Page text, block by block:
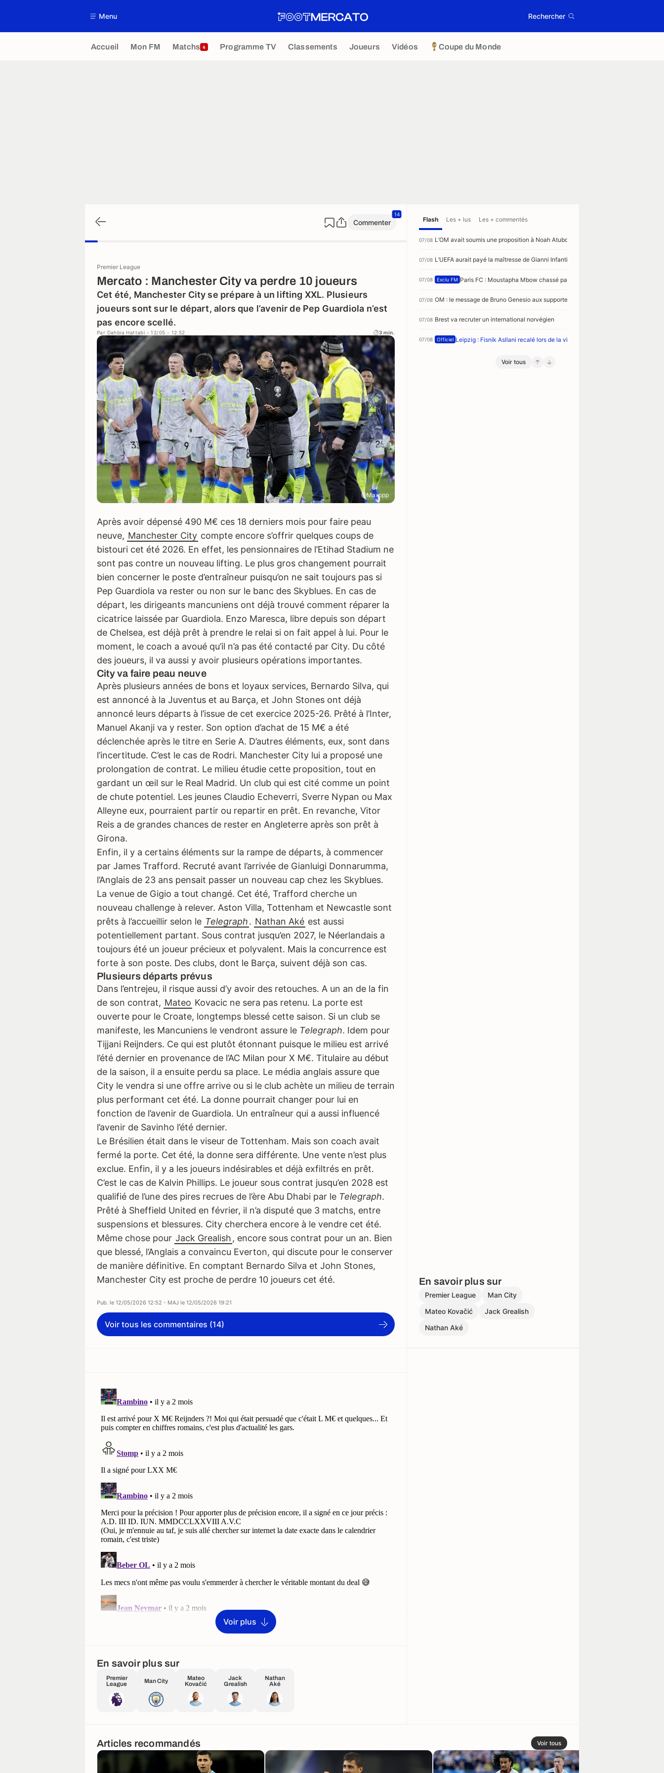
Menu Rechercher
Accueil Mon FM Matchs 4 Programme TV Classements Joueurs Vidéos Coupe du Monde
Commenter
14
Premier League
Mercato : Manchester City va perdre 10 joueurs
Cet été, Manchester City se prépare à un lifting XXL. Plusieurs
joueurs sont sur le départ, alors que l’avenir de Pep Guardiola n’est
pas encore scellé.
Par Dahbia Hattabi - 12/05 - 12:52 3 min.
@Maxppp
Après avoir dépensé 490 M€ ces 18 derniers mois pour faire peau
neuve, Manchester City compte encore s’offrir quelques coups de
bistouri cet été 2026. En effet, les pensionnaires de l’Etihad Stadium ne
sont pas contre un nouveau lifting. Le plus gros changement pourrait
bien concerner le poste d’entraîneur puisqu’on ne sait toujours pas si
Pep Guardiola va rester ou non sur le banc des Skyblues. En cas de
départ, les dirigeants mancuniens ont déjà trouvé comment réparer la
cicatrice laissée par Guardiola. Enzo Maresca, libre depuis son départ
de Chelsea, est déjà prêt à prendre le relai si on fait appel à lui. Pour le
moment, le coach a avoué qu’il n’a pas été contacté par City. Du côté
des joueurs, il va aussi y avoir plusieurs opérations importantes.
Cette vidéo est bloquée par votre bloqueur de publicités. Désactivez-le sur Foot
Mercato pour la regarder et soutenir nos 30 journalistes.
City va faire peau neuve
Après plusieurs années de bons et loyaux services, Bernardo Silva, qui
est annoncé à la Juventus et au Barça, et John Stones ont déjà
annoncé leurs départs à l’issue de cet exercice 2025-26. Prêté à l’Inter,
Manuel Akanji va y rester. Son option d’achat de 15 M€ a été
déclenchée après le titre en Serie A. D’autres éléments, eux, sont dans
l’incertitude. C’est le cas de Rodri. Manchester City lui a proposé une
prolongation de contrat. Le milieu étudie cette proposition, tout en
gardant un œil sur le Real Madrid. Un club qui est cité comme un point
de chute potentiel. Les jeunes Claudio Echeverri, Sverre Nypan ou Max
Alleyne eux, pourraient partir ou repartir en prêt. En revanche, Vitor
Reis a de grandes chances de rester en Angleterre après son prêt à
Girona.
Enfin, il y a certains éléments sur la rampe de départs, à commencer
par James Trafford. Recruté avant l’arrivée de Gianluigi Donnarumma,
l’Anglais de 23 ans pensait passer un nouveau cap chez les Skyblues.
La venue de Gigio a tout changé. Cet été, Trafford cherche un
nouveau challenge à relever. Aston Villa, Tottenham et Newcastle sont
prêts à l’accueillir selon le Telegraph. Nathan Aké est aussi
potentiellement partant. Sous contrat jusqu’en 2027, le Néerlandais a
toujours été un joueur précieux et polyvalent. Mais la concurrence est
forte à son poste. Des clubs, dont le Barça, suivent déjà son cas.
Plusieurs départs prévus
Dans l’entrejeu, il risque aussi d’y avoir des retouches. A un an de la fin
de son contrat, Mateo Kovacic ne sera pas retenu. La porte est
ouverte pour le Croate, longtemps blessé cette saison. Si un club se
manifeste, les Mancuniens le vendront assure le Telegraph. Idem pour
Tijjani Reijnders. Ce qui est plutôt étonnant puisque le milieu est arrivé
l’été dernier en provenance de l’AC Milan pour X M€. Titulaire au début
de la saison, il a ensuite perdu sa place. Le média anglais assure que
City le vendra si une offre arrive ou si le club achète un milieu de terrain
plus performant cet été. La donne pourrait changer pour lui en
fonction de l’avenir de Guardiola. Un entraîneur qui a aussi influencé
l’avenir de Savinho l’été dernier.
Le Brésilien était dans le viseur de Tottenham. Mais son coach avait
fermé la porte. Cet été, la donne sera différente. Une vente n’est plus
exclue. Enfin, il y a les joueurs indésirables et déjà exfiltrés en prêt.
C’est le cas de Kalvin Phillips. Le joueur sous contrat jusqu’en 2028 est
qualifié de l’une des pires recrues de l’ère Abu Dhabi par le Telegraph.
Prêté à Sheffield United en février, il n’a disputé que 3 matchs, entre
suspensions et blessures. City cherchera encore à le vendre cet été.
Même chose pour Jack Grealish , encore sous contrat pour un an. Bien
que blessé, l’Anglais a convaincu Everton, qui discute pour le conserver
de manière définitive. En comptant Bernardo Silva et John Stones,
Manchester City est proche de perdre 10 joueurs cet été.
Pub. le 12/05/2026 12:52 - MAJ le 12/05/2026 19:21
Voir tous les commentaires (14)
Flash Les + lus Les + commentés
07/08 L’OM avait soumis une proposition à Noah Atubolu
07/08 L’UEFA aurait payé la maîtresse de Gianni Infantino
07/08 Exclu FM Paris FC : Moustapha Mbow chassé par 3 clubs de Premier League
07/08 OM : le message de Bruno Genesio aux supporters
07/08 Brest va recruter un international norvégien
07/08 Officiel Leipzig : Fisnik Asllani recalé lors de la visite médicale
Voir tous
En savoir plus sur
Premier League
Man City
Mateo Kovačić
Jack Grealish
Nathan Aké
Voir plus
En savoir plus sur
Premier
League
Man City
Mateo
Kovačić
Jack
Grealish
Nathan
Aké
Articles recommandés Voir tous